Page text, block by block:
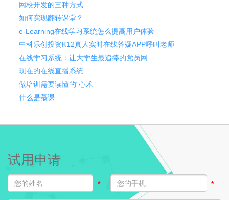
网校开发的三种方式
如何实现翻转课堂？
e-Learning在线学习系统怎么提高用户体验
中科乐创投资K12真人实时在线答疑APP呼叫老师
在线学习系统：让大学生最追捧的党员网
现在的在线直播系统
做培训需要读懂的“心术”
什么是慕课
试用申请
* *